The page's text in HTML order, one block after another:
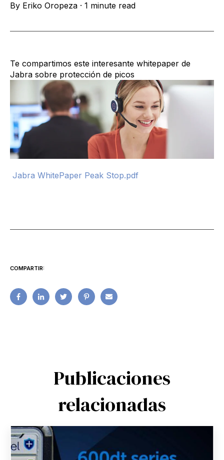
By Eriko Oropeza · 1 minute read
Te compartimos este interesante whitepaper de
Jabra sobre protección de picos
Jabra WhitePaper Peak Stop.pdf
COMPARTIR:
Publicaciones
relacionadas